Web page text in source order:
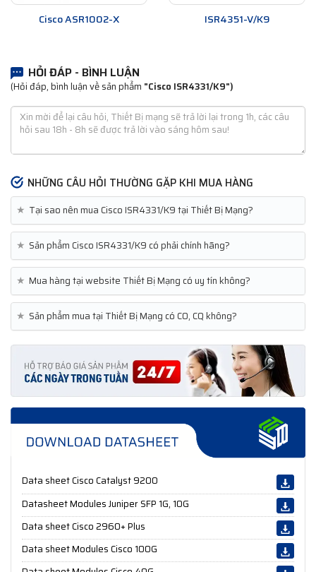
Cisco ASR1002-X ISR4351-V/K9
HỎI ĐÁP - BÌNH LUẬN
(Hỏi đáp, bình luận về sản phẩm "Cisco ISR4331/K9")
NHỮNG CÂU HỎI THƯỜNG GẶP KHI MUA HÀNG
★ Tại sao nên mua Cisco ISR4331/K9 tại Thiết Bị Mạng?
★ Sản phẩm Cisco ISR4331/K9 có phải chính hãng?
★ Mua hàng tại website Thiết Bị Mạng có uy tín không?
★ Sản phẩm mua tại Thiết Bị Mạng có CO, CQ không?
Data sheet Cisco Catalyst 9200
Datasheet Modules Juniper SFP 1G, 10G
Data sheet Cisco 2960+ Plus
Data sheet Modules Cisco 100G